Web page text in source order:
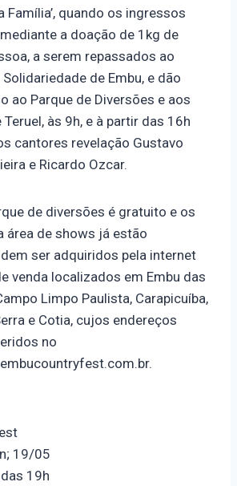
Família’, quando os ingressos
a doação de 1kg de
a serem repassados ao
de Embu, e dão
ao Parque de Diversões e aos
às 9h, e à partir das 16h
cantores revelação Gustavo
e Ricardo Ozcar.
de diversões é gratuito e os
área de shows já estão
ser adquiridos pela internet
venda localizados em Embu das
Limpo Paulista, Carapicuíba,
e Cotia, cujos endereços
no
19/05
19h